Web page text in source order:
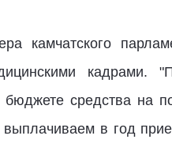
камчатского
кадрами.
бюджете средства на
в год